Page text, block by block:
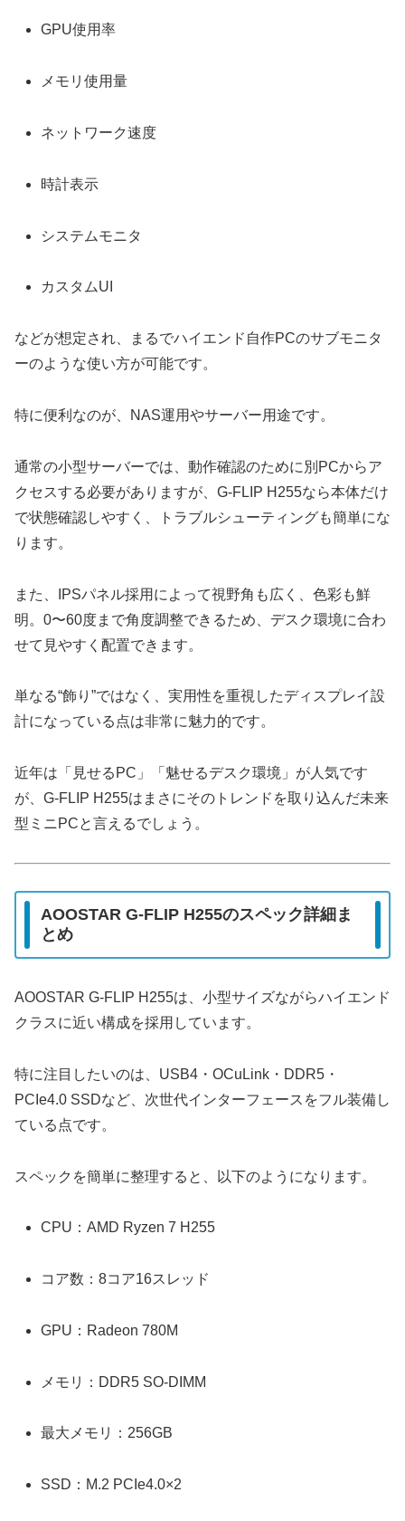
GPU使用率
メモリ使用量
ネットワーク速度
時計表示
システムモニタ
カスタムUI
などが想定され、まるでハイエンド自作PCのサブモニタ
ーのような使い方が可能です。
特に便利なのが、NAS運用やサーバー用途です。
通常の小型サーバーでは、動作確認のために別PCからア
クセスする必要がありますが、G-FLIP H255なら本体だけ
で状態確認しやすく、トラブルシューティングも簡単にな
ります。
また、IPSパネル採用によって視野角も広く、色彩も鮮
明。0〜60度まで角度調整できるため、デスク環境に合わ
せて見やすく配置できます。
単なる“飾り”ではなく、実用性を重視したディスプレイ設
計になっている点は非常に魅力的です。
近年は「見せるPC」「魅せるデスク環境」が人気です
が、G-FLIP H255はまさにそのトレンドを取り込んだ未来
型ミニPCと言えるでしょう。
AOOSTAR G-FLIP H255のスペック詳細ま
とめ
AOOSTAR G-FLIP H255は、小型サイズながらハイエンド
クラスに近い構成を採用しています。
特に注目したいのは、USB4・OCuLink・DDR5・
PCIe4.0 SSDなど、次世代インターフェースをフル装備し
ている点です。
スペックを簡単に整理すると、以下のようになります。
CPU：AMD Ryzen 7 H255
コア数：8コア16スレッド
GPU：Radeon 780M
メモリ：DDR5 SO-DIMM
最大メモリ：256GB
SSD：M.2 PCIe4.0×2